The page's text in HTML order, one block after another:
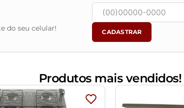
do seu celular! CADASTRAR
Produtos mais vendidos!